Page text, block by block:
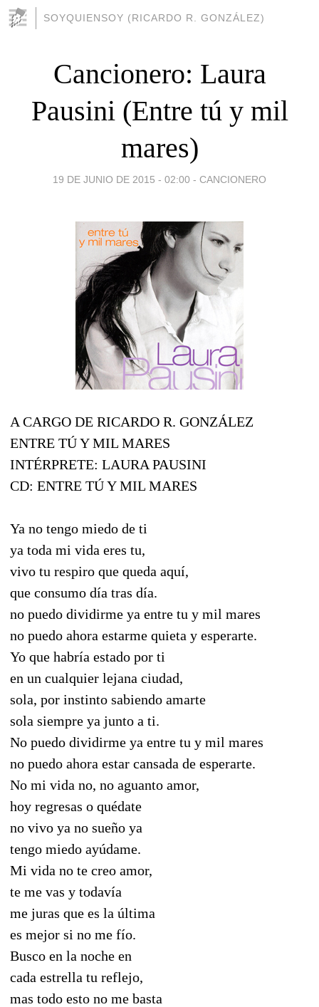
SOYQUIENSOY (RICARDO R. GONZÁLEZ)
Cancionero: Laura
Pausini (Entre tú y mil
mares)
19 DE JUNIO DE 2015 - 02:00 - CANCIONERO
A CARGO DE RICARDO R. GONZÁLEZ
ENTRE TÚ Y MIL MARES
INTÉRPRETE: LAURA PAUSINI
CD: ENTRE TÚ Y MIL MARES
Ya no tengo miedo de ti
ya toda mi vida eres tu,
vivo tu respiro que queda aquí,
que consumo día tras día.
no puedo dividirme ya entre tu y mil mares
no puedo ahora estarme quieta y esperarte.
Yo que habría estado por ti
en un cualquier lejana ciudad,
sola, por instinto sabiendo amarte
sola siempre ya junto a ti.
No puedo dividirme ya entre tu y mil mares
no puedo ahora estar cansada de esperarte.
No mi vida no, no aguanto amor,
hoy regresas o quédate
no vivo ya no sueño ya
tengo miedo ayúdame.
Mi vida no te creo amor,
te me vas y todavía
me juras que es la última
es mejor si no me fío.
Busco en la noche en
cada estrella tu reflejo,
mas todo esto no me basta